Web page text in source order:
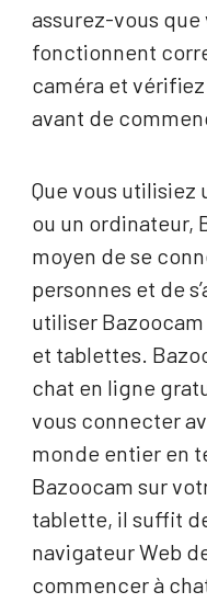
assurez-vous
fonctionnent
caméra et
avant de
Que vous
ou un ordinateur,
moyen de se
personnes et de
utiliser
et tablettes.
chat en ligne
vous connecter
monde entier en
Bazoocam sur
tablette, il suffit
navigateur Web
commencer à